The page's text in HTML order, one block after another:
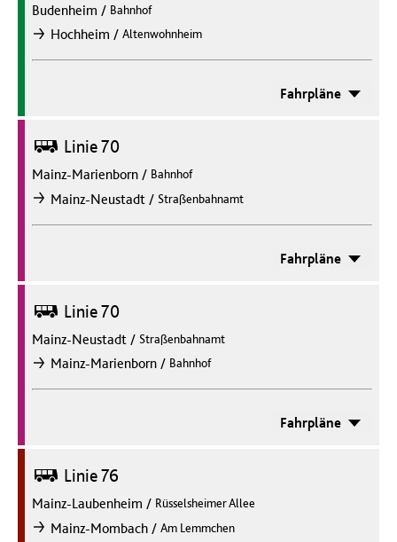
Budenheim / Bahnhof
nachHochheim / Altenwohnheim
Fahrpläne
Bus Linie 70
Mainz-Marienborn / Bahnhof
nachMainz-Neustadt / Straßenbahnamt
Fahrpläne
Bus Linie 70
Mainz-Neustadt / Straßenbahnamt
nachMainz-Marienborn / Bahnhof
Fahrpläne
Bus Linie 76
Mainz-Laubenheim / Rüsselsheimer Allee
nachMainz-Mombach / Am Lemmchen